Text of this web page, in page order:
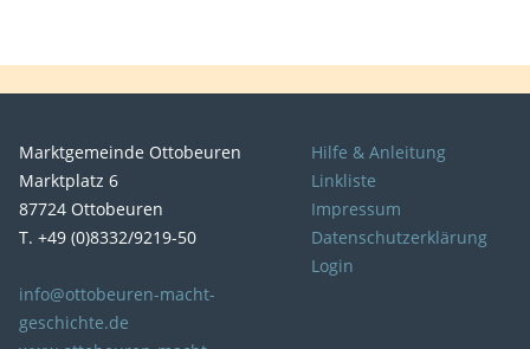
Marktgemeinde Ottobeuren
Marktplatz 6
87724 Ottobeuren
T. +49 (0)8332/9219-50
info@ottobeuren-macht-
geschichte.de
Hilfe & Anleitung
Linkliste
Impressum
Datenschutzerklärung
Login